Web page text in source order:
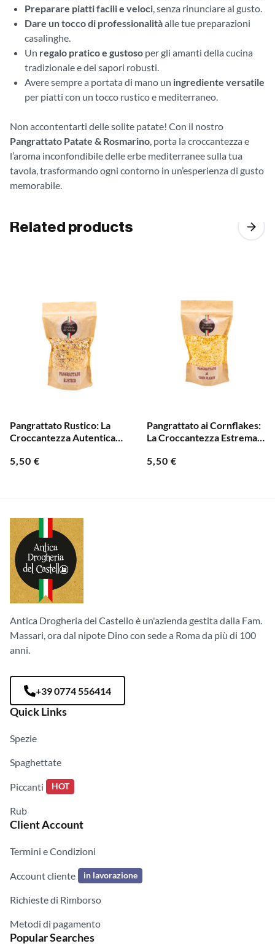
Preparare piatti facili e veloci, senza rinunciare al gusto.
Dare un tocco di professionalitàalle tue preparazioni
casalinghe.
Un regalo pratico e gustoso per gli amanti della cucina
tradizionale e dei sapori robusti.
Avere sempre a portata di mano un ingrediente versatile
per piatti con un tocco rustico e mediterraneo.
Non accontentarti delle solite patate! Con il nostro
Pangrattato Patate & Rosmarino, porta la croccantezza e
l’aroma inconfondibile delle erbe mediterranee sulla tua
tavola, trasformando ogni contorno in un’esperienza di gusto
memorabile.
Related products
Pangrattato Rustico: La
Croccantezza Autentica
5,50 €
Pangrattato ai Cornflakes:
La Croccantezza Estrema
5,50 €
Antica Drogheria del Castello è un'azienda gestita dalla Fam.
Massari, ora dal nipote Dino con sede a Roma da più di 100
anni.
+39 0774 556414
Quick Links
Spezie
Spaghettate
Piccanti HOT
Rub
Client Account
Termini e Condizioni
Account cliente in lavorazione
Richieste di Rimborso
Metodi di pagamento
Popular Searches